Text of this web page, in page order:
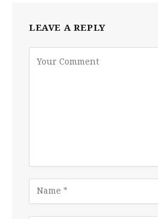
LEAVE A REPLY